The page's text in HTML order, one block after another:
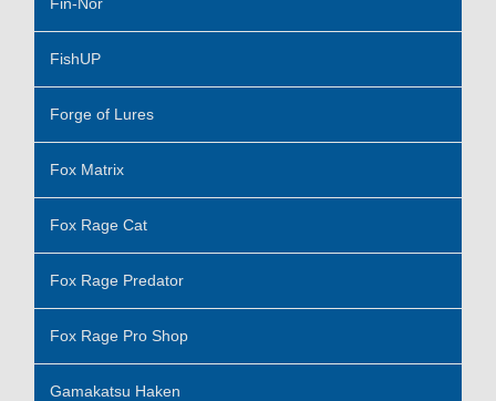
FishUP
Forge of Lures
Fox Matrix
Fox Rage Cat
Fox Rage Predator
Fox Rage Pro Shop
Gamakatsu Haken